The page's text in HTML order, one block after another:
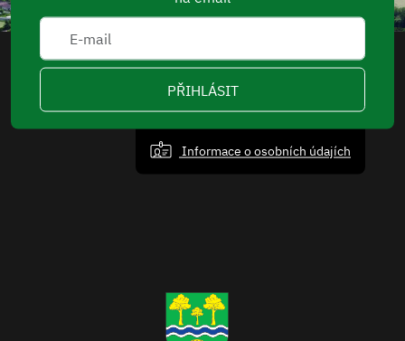
PŘIHLÁSIT
Informace o osobních údajích